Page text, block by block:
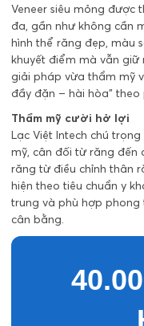
Veneer siêu mỏng được
đa, gần như không cần
hình thể răng đẹp, màu
khuyết điểm mà vẫn giữ
giải pháp vừa thẩm mỹ
đầy đặn – hài hòa” theo
Thẩm mỹ cười hở lợi
Lạc Việt Intech chú
mỹ, cân đối từ răng đến
răng từ điều chỉnh thân
hiện theo tiêu chuẩn y
trung và phù hợp phong
cân bằng.